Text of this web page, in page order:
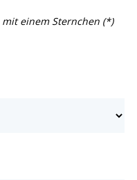
einem Sternchen (*)